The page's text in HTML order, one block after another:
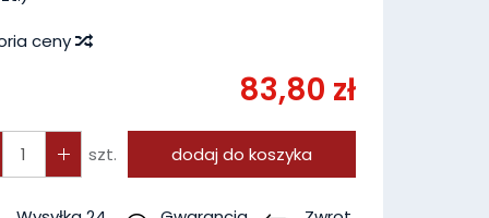
ceny
83,80 zł
szt. dodaj do koszyka